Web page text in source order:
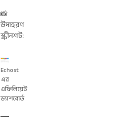
📸
উদাহরণ
স্ক্রীনশট:
Echost
এর
এফিলিয়েট
ড্যাশবোর্ড